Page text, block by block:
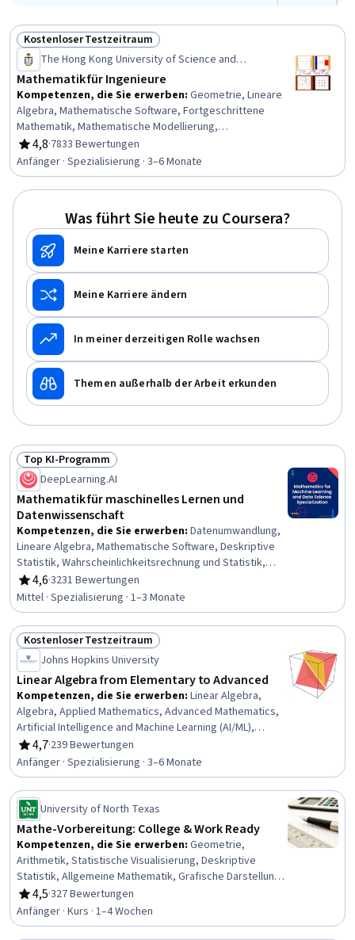
Status: Kostenloser Testzeitraum
Kostenloser Testzeitraum
The Hong Kong University of Science and
Technology
Mathematik für Ingenieure
Kompetenzen, die Sie erwerben: Geometrie, Lineare
Algebra, Mathematische Software, Fortgeschrittene
Mathematik, Mathematische Modellierung,
Maschinenwesen, Differentialgleichungen, Numerische
Analyse, elektromagnetik, Simulation und
Simulationssoftware, Algebra, Technische Analyse,
Technische Berechnungen, Kalkulation, Mechanik,
Angewandte Mathematik, Technik
4,8
Bewertung, 4,8 von 5 Sternen
·7833 Bewertungen
Anfänger · Spezialisierung · 3–6 Monate
Was führt Sie heute zu Coursera?
Meine Karriere starten
Meine Karriere ändern
In meiner derzeitigen Rolle wachsen
Themen außerhalb der Arbeit erkunden
Status: Top KI-Programm
Top KI-Programm
DeepLearning.AI
Mathematik für maschinelles Lernen und
Datenwissenschaft
Kompetenzen, die Sie erwerben: Datenumwandlung,
Lineare Algebra, Mathematische Software, Deskriptive
Statistik, Wahrscheinlichkeitsrechnung und Statistik,
Dimensionalitätsreduktion, Statistische Methoden,
Statistik, Methoden des maschinellen Lernens,
Wahrscheinlichkeitsverteilung, Kalkulation, Modell-
Optimierung, Statistische Hypothesenprüfung,
Statistische Inferenz, Angewandtes maschinelles
Lernen, Wahrscheinlichkeit, Angewandte Mathematik,
Maschinelles Lernen, Bayessche Statistik, Stichproben
(Statistik)
4,6
Bewertung, 4,6 von 5 Sternen
·3231 Bewertungen
Mittel · Spezialisierung · 1–3 Monate
Status: Kostenloser Testzeitraum
Kostenloser Testzeitraum
Johns Hopkins University
Linear Algebra from Elementary to Advanced
Kompetenzen, die Sie erwerben: Linear Algebra,
Algebra, Applied Mathematics, Advanced Mathematics,
Artificial Intelligence and Machine Learning (AI/ML),
Engineering Analysis, Mathematical Theory & Analysis,
Geometry, Applied Machine Learning, Markov Model
4,7
Bewertung, 4,7 von 5 Sternen
·239 Bewertungen
Anfänger · Spezialisierung · 3–6 Monate
University of North Texas
Mathe-Vorbereitung: College & Work Ready
Kompetenzen, die Sie erwerben: Geometrie,
Arithmetik, Statistische Visualisierung, Deskriptive
Statistik, Allgemeine Mathematik, Grafische Darstellung,
Algebra, Statistik, Angewandte Mathematik
4,5
Bewertung, 4,5 von 5 Sternen
·327 Bewertungen
Anfänger · Kurs · 1–4 Wochen